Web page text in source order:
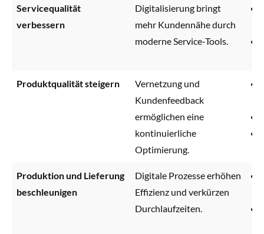
Servicequalität
verbessern
Digitalisierung bringt
mehr Kundennähe durch
moderne Service-Tools.
Produktqualität steigern
Vernetzung und
Kundenfeedback
ermöglichen eine
kontinuierliche
Optimierung.
Produktion und Lieferung
beschleunigen
Digitale Prozesse erhöhen
Effizienz und verkürzen
Durchlaufzeiten.